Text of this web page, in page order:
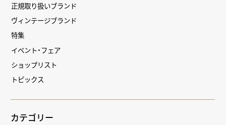
正規取り扱いブランド
ヴィンテージブランド
特集
イベント・フェア
ショップリスト
トピックス
カテゴリー